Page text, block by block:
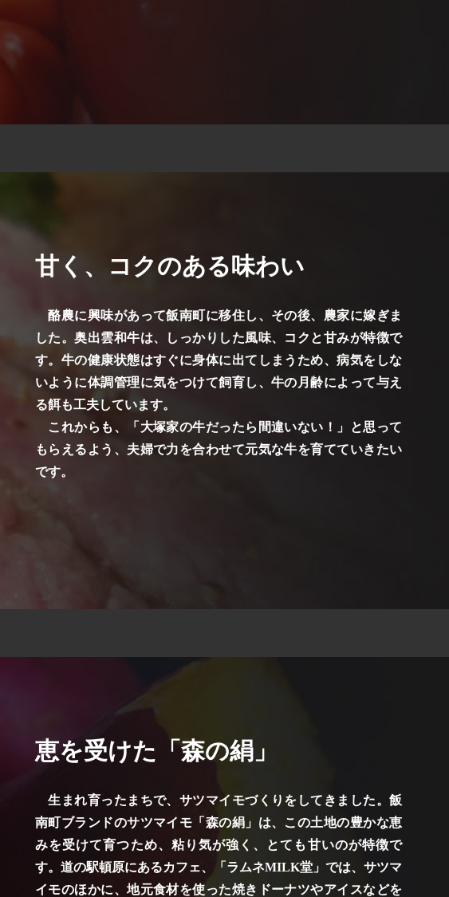
甘く、コクのある味わい
酪農に興味があって飯南町に移住し、その後、農家に嫁ぎま
した。奥出雲和牛は、しっかりした風味、コクと甘みが特徴で
す。牛の健康状態はすぐに身体に出てしまうため、病気をしな
いように体調管理に気をつけて飼育し、牛の月齢によって与え
る餌も工夫しています。
これからも、「大塚家の牛だったら間違いない！」と思って
もらえるよう、夫婦で力を合わせて元気な牛を育てていきたい
です。
恵を受けた「森の絹」
生まれ育ったまちで、サツマイモづくりをしてきました。飯
南町ブランドのサツマイモ「森の絹」は、この土地の豊かな恵
みを受けて育つため、粘り気が強く、とても甘いのが特徴で
す。道の駅頓原にあるカフェ、「ラムネMILK堂」では、サツマ
イモのほかに、地元食材を使った焼きドーナツやアイスなどを